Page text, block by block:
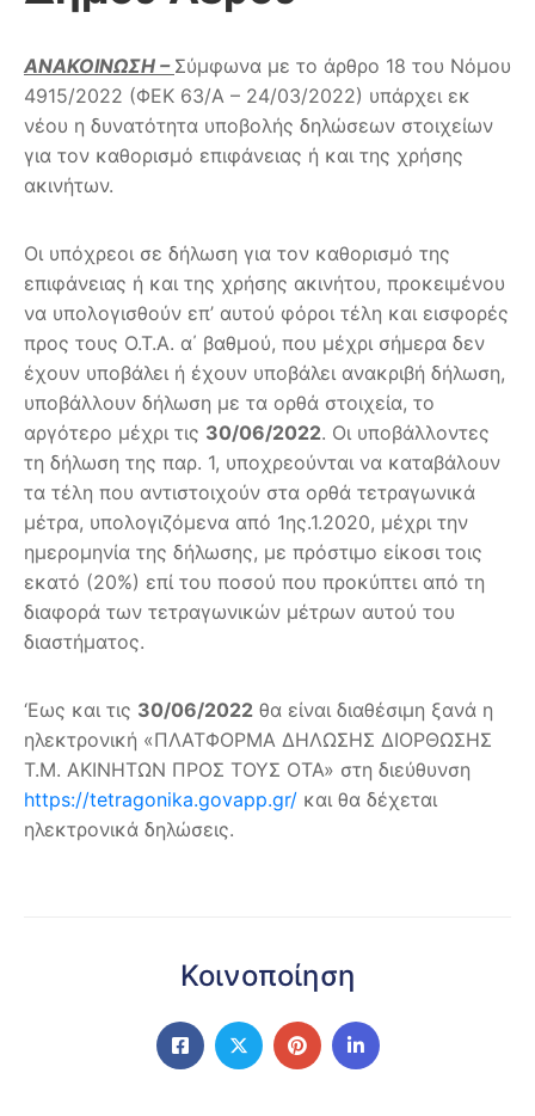
ΑΝΑΚΟΙΝΩΣΗ – Σύμφωνα με το άρθρο 18 του Νόμου
4915/2022 (ΦΕΚ 63/Α – 24/03/2022) υπάρχει εκ
νέου η δυνατότητα υποβολής δηλώσεων στοιχείων
για τον καθορισμό επιφάνειας ή και της χρήσης
ακινήτων.
Οι υπόχρεοι σε δήλωση για τον καθορισμό της
επιφάνειας ή και της χρήσης ακινήτου, προκειμένου
να υπολογισθούν επ’ αυτού φόροι τέλη και εισφορές
προς τους Ο.Τ.Α. α΄ βαθμού, που μέχρι σήμερα δεν
έχουν υποβάλει ή έχουν υποβάλει ανακριβή δήλωση,
υποβάλλουν δήλωση με τα ορθά στοιχεία, το
αργότερο μέχρι τις 30/06/2022. Οι υποβάλλοντες
τη δήλωση της παρ. 1, υποχρεούνται να καταβάλουν
τα τέλη που αντιστοιχούν στα ορθά τετραγωνικά
μέτρα, υπολογιζόμενα από 1ης.1.2020, μέχρι την
ημερομηνία της δήλωσης, με πρόστιμο είκοσι τοις
εκατό (20%) επί του ποσού που προκύπτει από τη
διαφορά των τετραγωνικών μέτρων αυτού του
διαστήματος.
‘Eως και τις 30/06/2022 θα είναι διαθέσιμη ξανά η
ηλεκτρονική «ΠΛΑΤΦΟΡΜΑ ΔΗΛΩΣΗΣ ΔΙΟΡΘΩΣΗΣ
Τ.Μ. ΑΚΙΝΗΤΩΝ ΠΡΟΣ ΤΟΥΣ ΟΤΑ» στη διεύθυνση
https://tetragonika.govapp.gr/ και θα δέχεται
ηλεκτρονικά δηλώσεις.
Κοινοποίηση